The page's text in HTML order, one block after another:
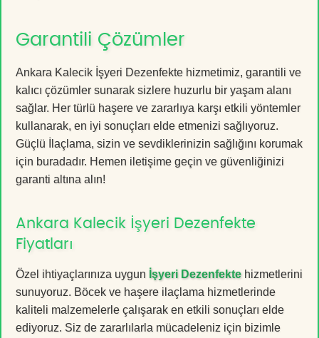
Garantili Çözümler
Ankara Kalecik İşyeri Dezenfekte hizmetimiz, garantili ve
kalıcı çözümler sunarak sizlere huzurlu bir yaşam alanı
sağlar. Her türlü haşere ve zararlıya karşı etkili yöntemler
kullanarak, en iyi sonuçları elde etmenizi sağlıyoruz.
Güçlü İlaçlama, sizin ve sevdiklerinizin sağlığını korumak
için buradadır. Hemen iletişime geçin ve güvenliğinizi
garanti altına alın!
Ankara Kalecik İşyeri Dezenfekte
Fiyatları
Özel ihtiyaçlarınıza uygun İşyeri Dezenfektehizmetlerini
sunuyoruz. Böcek ve haşere ilaçlama hizmetlerinde
kaliteli malzemelerle çalışarak en etkili sonuçları elde
ediyoruz. Siz de zararlılarla mücadeleniz için bizimle